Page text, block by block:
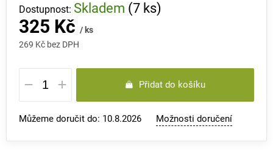
325 Kč / ks
269 Kč bez DPH
Měrná
cena:
Skladem (7 ks)
Přidat do košíku
Můžeme doručit do: 10.8.2026 Možnosti doručení